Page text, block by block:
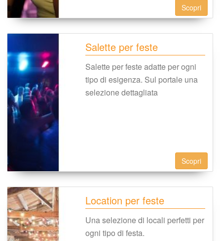
Scopri
Salette per feste
Salette per feste adatte per ogni
tipo di esigenza. Sul portale una
elezione dettagliata
Scopri
Location per feste
Una selezione di locali perfetti per
ogni tipo di festa.